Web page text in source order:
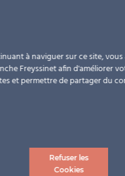
à naviguer sur ce site,
Freyssinet afin d'améliorer
et permettre de partager du
Refuser les
Cookies